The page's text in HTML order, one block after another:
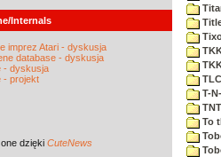
Internals
imprez Atari - dyskusja
database - dyskusja
- dyskusja
- projekt
dzięki CuteNews
TLC
T-
To